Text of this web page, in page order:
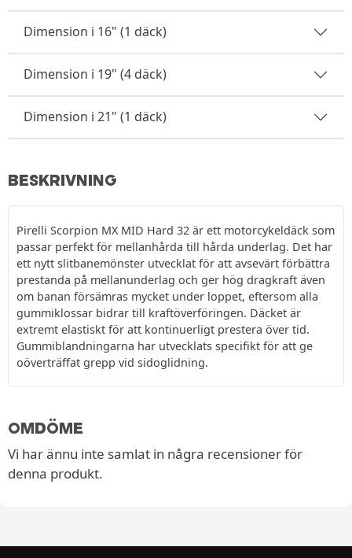
Dimension i 16" (1 däck)
Dimension i 19" (4 däck)
Dimension i 21" (1 däck)
BESKRIVNING
Pirelli Scorpion MX MID Hard 32 är ett motorcykeldäck som
passar perfekt för mellanhårda till hårda underlag. Det har
ett nytt slitbanemönster utvecklat för att avsevärt förbättra
prestanda på mellanunderlag och ger hög dragkraft även
om banan försämras mycket under loppet, eftersom alla
gummiklossar bidrar till kraftöverföringen. Däcket är
extremt elastiskt för att kontinuerligt prestera över tid.
Gummiblandningarna har utvecklats specifikt för att ge
oöverträffat grepp vid sidoglidning.
OMDÖME
Vi har ännu inte samlat in några recensioner för
denna produkt.